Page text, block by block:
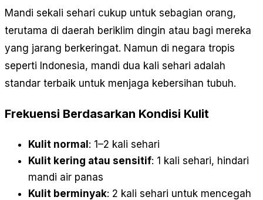
Mandi sekali sehari cukup untuk sebagian orang,
terutama di daerah beriklim dingin atau bagi mereka
yang jarang berkeringat. Namun di negara tropis
seperti Indonesia, mandi dua kali sehari adalah
standar terbaik untuk menjaga kebersihan tubuh.
Frekuensi Berdasarkan Kondisi Kulit
Kulit normal: 1–2 kali sehari
Kulit kering atau sensitif: 1 kali sehari, hindari
mandi air panas
Kulit berminyak: 2 kali sehari untuk mencegah